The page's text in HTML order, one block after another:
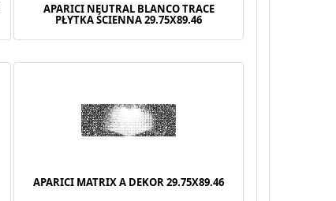
APARICI NEUTRAL BLANCO TRACE
PŁYTKA ŚCIENNA 29.75X89.46
APARICI MATRIX A DEKOR 29.75X89.46